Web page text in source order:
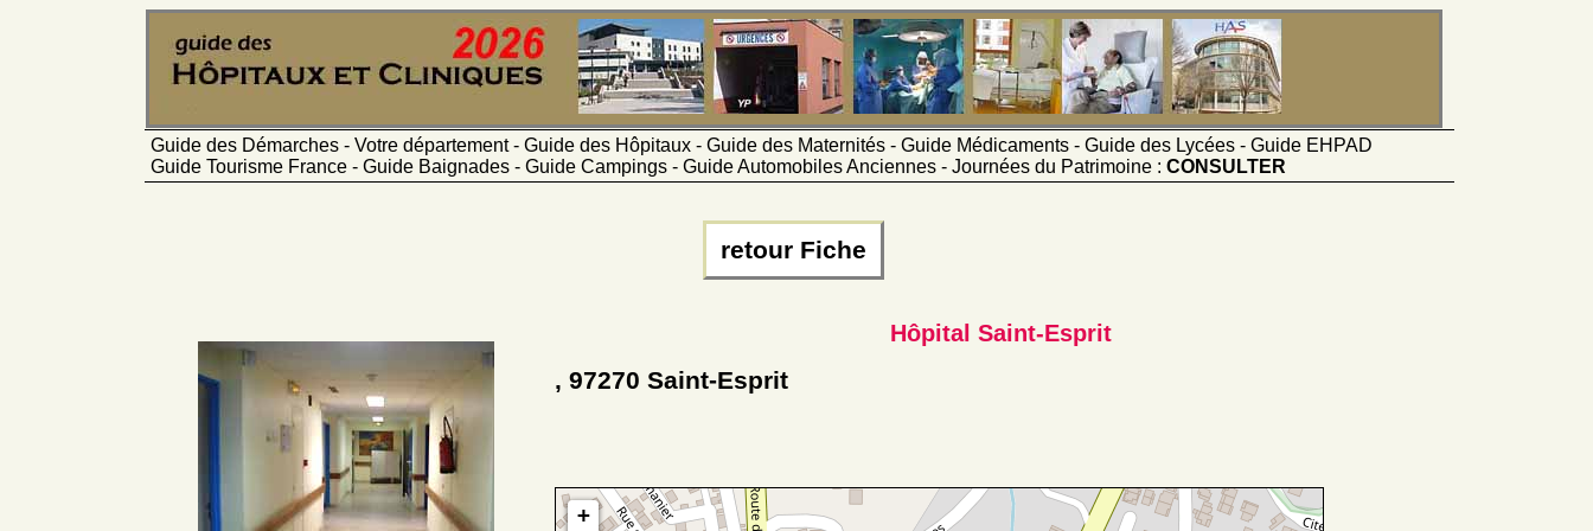
Guide des Démarches - Votre département - Guide des Hôpitaux - Guide des Maternités - Guide Médicaments - Guide des Lycées - Guide EHPAD
Guide Tourisme France - Guide Baignades - Guide Campings - Guide Automobiles Anciennes - Journées du Patrimoine : CONSULTER
retour Fiche
Hôpital Saint-Esprit
, 97270 Saint-Esprit
+